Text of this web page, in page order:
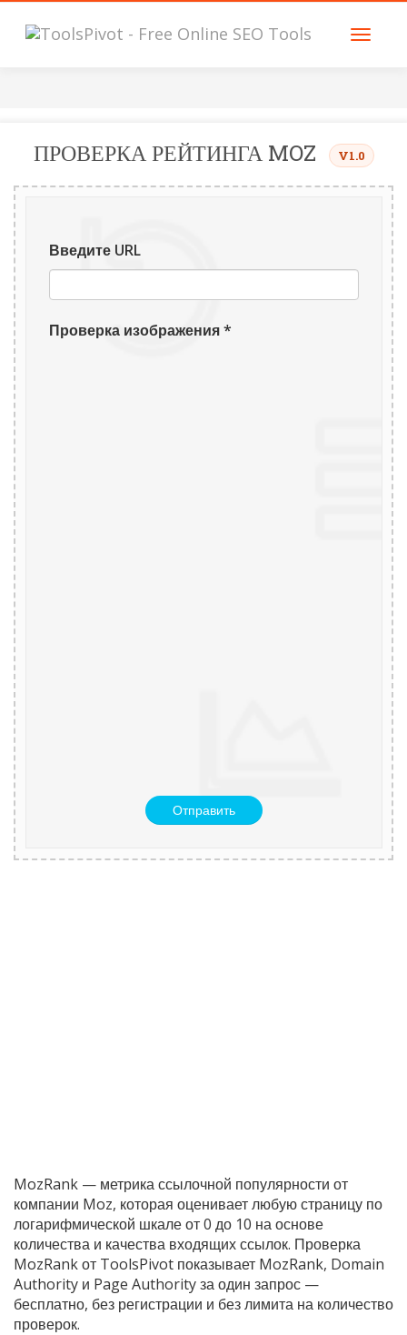
ПРОВЕРКА РЕЙТИНГА MOZ V1.0
Введите URL
Проверка изображения *
MozRank — метрика ссылочной популярности от
компании Moz, которая оценивает любую страницу по
логарифмической шкале от 0 до 10 на основе
количества и качества входящих ссылок. Проверка
MozRank от ToolsPivot показывает MozRank, Domain
Authority и Page Authority за один запрос —
бесплатно, без регистрации и без лимита на количество
проверок.